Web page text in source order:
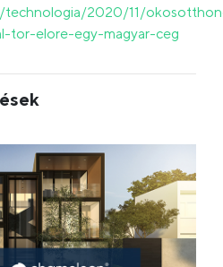
technologia/2020/11/
tor-elore-egy-magyar-ceg